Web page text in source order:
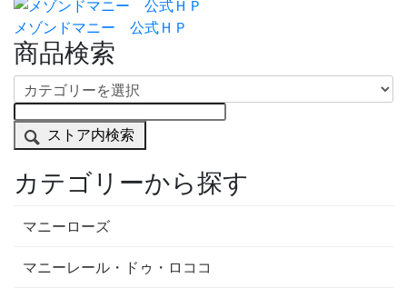
メゾンドマニー 公式ＨＰ
商品検索
ストア内検索
カテゴリーから探す
マニーローズ
マニーレール・ドゥ・ロココ